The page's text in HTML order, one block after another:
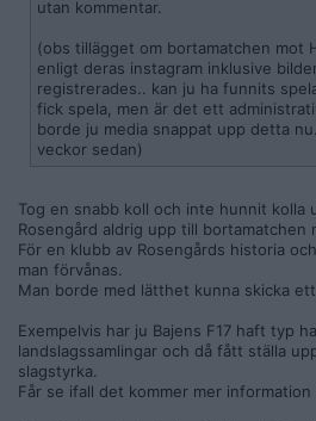
utan kommentar.
(obs tillägget om bortamatchen mot
enligt deras instagram inklusive
registrerades.. kan ju ha funnits
fick spela, men är det ett
borde ju media snappat upp detta
veckor sedan)
Tog en snabb koll och inte hunnit kolla
Rosengård aldrig upp till bortamatchen
För en klubb av Rosengårds historia
man förvånas.
Man borde med lätthet kunna skicka
Exempelvis har ju Bajens F17 haft typ
landslagssamlingar och då fått ställa
slagstyrka.
Får se ifall det kommer mer